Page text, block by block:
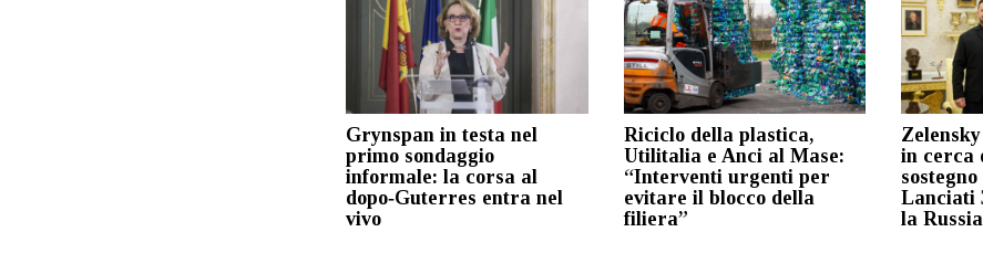
Grynspan in testa nel
primo sondaggio
informale: la corsa al
dopo‑Guterres entra nel
vivo
Riciclo della plastica,
Utilitalia e Anci al Mase:
“Interventi urgenti per
evitare il blocco della
filiera”
in cerca
Lanciati
la Russia